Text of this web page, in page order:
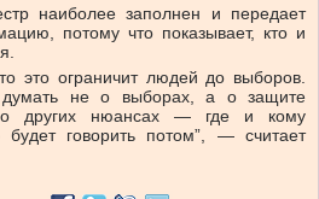
наиболее заполнен и передает
потому что показывает, кто и
это ограничит людей до выборов.
не о выборах, а о защите
других нюансах — где и кому
говорить потом”, — считает